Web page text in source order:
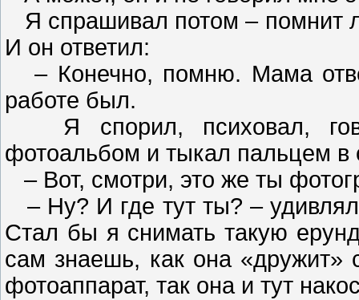
Я спрашивал потом – помнит
И он ответил:
– Конечно, помню. Мама
работе был.
Я спорил, психовал,
фотоальбом и тыкал пальцем в
– Вот, смотри, это же ты
– Ну? И где тут ты? –
Стал бы я снимать такую
сам знаешь, как она «дружит»
фотоаппарат, так она и тут